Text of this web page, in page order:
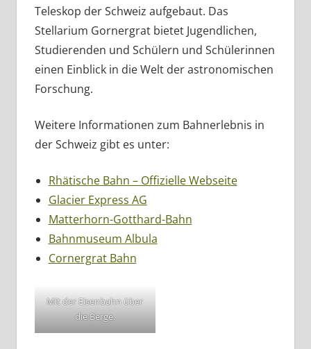
Teleskop der Schweiz aufgebaut. Das
Stellarium Gornergrat bietet Jugendlichen,
Studierenden und Schülern und Schülerinnen
einen Einblick in die Welt der astronomischen
Forschung.
Weitere Informationen zum Bahnerlebnis in
der Schweiz gibt es unter:
Rhätische Bahn – Offizielle Webseite
Glacier Express AG
Matterhorn-Gotthard-Bahn
Bahnmuseum Albula
Cornergrat Bahn
Mit der Eisenbahn über
die Berge.